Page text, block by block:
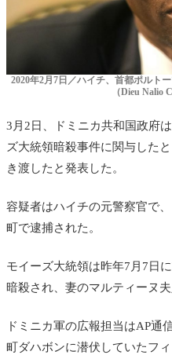
2020年2月7日／ハイチ、首都ポルト
（Dieu Nalio
3月2日、ドミニカ共和国政府は
ズ大統領暗殺事件に関与した
き渡したと発表した。
容疑者はハイチの元警察官で
町で逮捕された。
モイーズ大統領は昨年7月7日
暗殺され、妻のマルティーヌ
ドミニカ軍の広報担当はAP通
町ダハボンに潜伏していたフ